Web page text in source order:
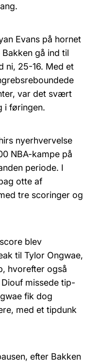
Evans på hornet
gå ind til
ni, 25-16. Med et
var det svært
i føringen.
nyerhvervelse
NBA-kampe på
periode. I
otte af
tre scoringer og
blev
til Tylor Ongwae,
hvorefter også
missede tip-
fik dog
med et tipdunk
efter Bakken